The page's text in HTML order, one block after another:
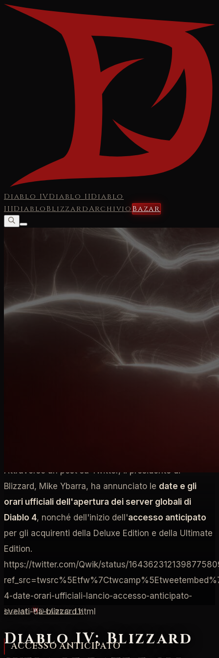
Diablo IVDiablo IIDiablo
IIIDiabloBlizzardArchivioBazar
Home/ Diablo IV
Diablo IV: Blizzard
Attraverso un post su Twitter, il presidente di
Blizzard, Mike Ybarra, ha annunciato le date e gli
orari ufficiali dell'apertura dei server globali di
Diablo 4, nonché dell'inizio dell'accesso anticipato
per gli acquirenti della Deluxe Edition e della Ultimate
Edition.
https://twitter.com/Qwik/status/
4-date-orari-ufficiali-lancio-accesso-anticipato-
svelati-da-blizzard.html
ACCESSO ANTICIPATO